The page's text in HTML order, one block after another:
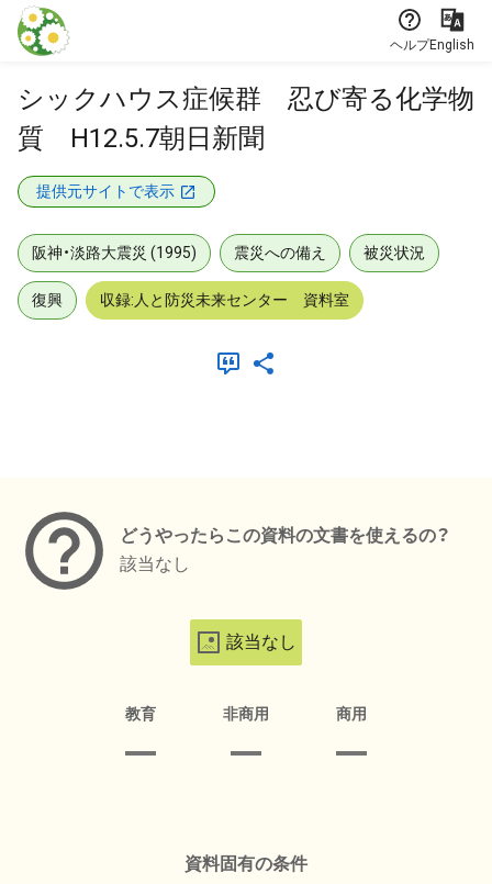
本文に飛ぶ
ヘルプEnglish
シックハウス症候群 忍び寄る化学物
質 H12.5.7朝日新聞
提供元サイトで表示
阪神・淡路大震災 (1995) 震災への備え 被災状況
復興 収録:人と防災未来センター 資料室
どうやったらこの資料の文書を使えるの？
該当なし
該当なし
教育 非商用 商用
資料固有の条件